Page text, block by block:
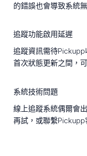
的錯誤也會導致系統
追蹤功能啟用延遲
追蹤資訊需待Pickupp
首次狀態更新之間，
系統技術問題
線上追蹤系統偶爾會
再試，或聯繫Pickupp